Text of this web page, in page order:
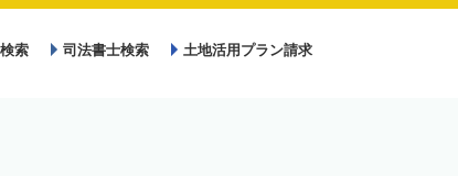
索 司法書士検索 土地活用プラン請求